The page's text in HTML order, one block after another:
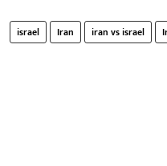
israel Iran iran vs israel